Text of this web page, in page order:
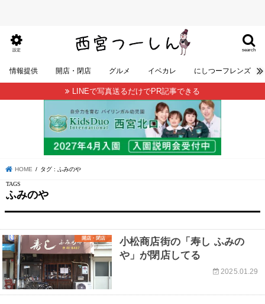
search
設定
情報提供 開店・閉店 グルメ イベカレ にしつーフレンズ
LINEで写真送るだけでPR記事できる
HOME タグ : ふみのや
ふみのや
開店・閉店
小松商店街の「寿し ふみの
や」が閉店してる
2025.01.29